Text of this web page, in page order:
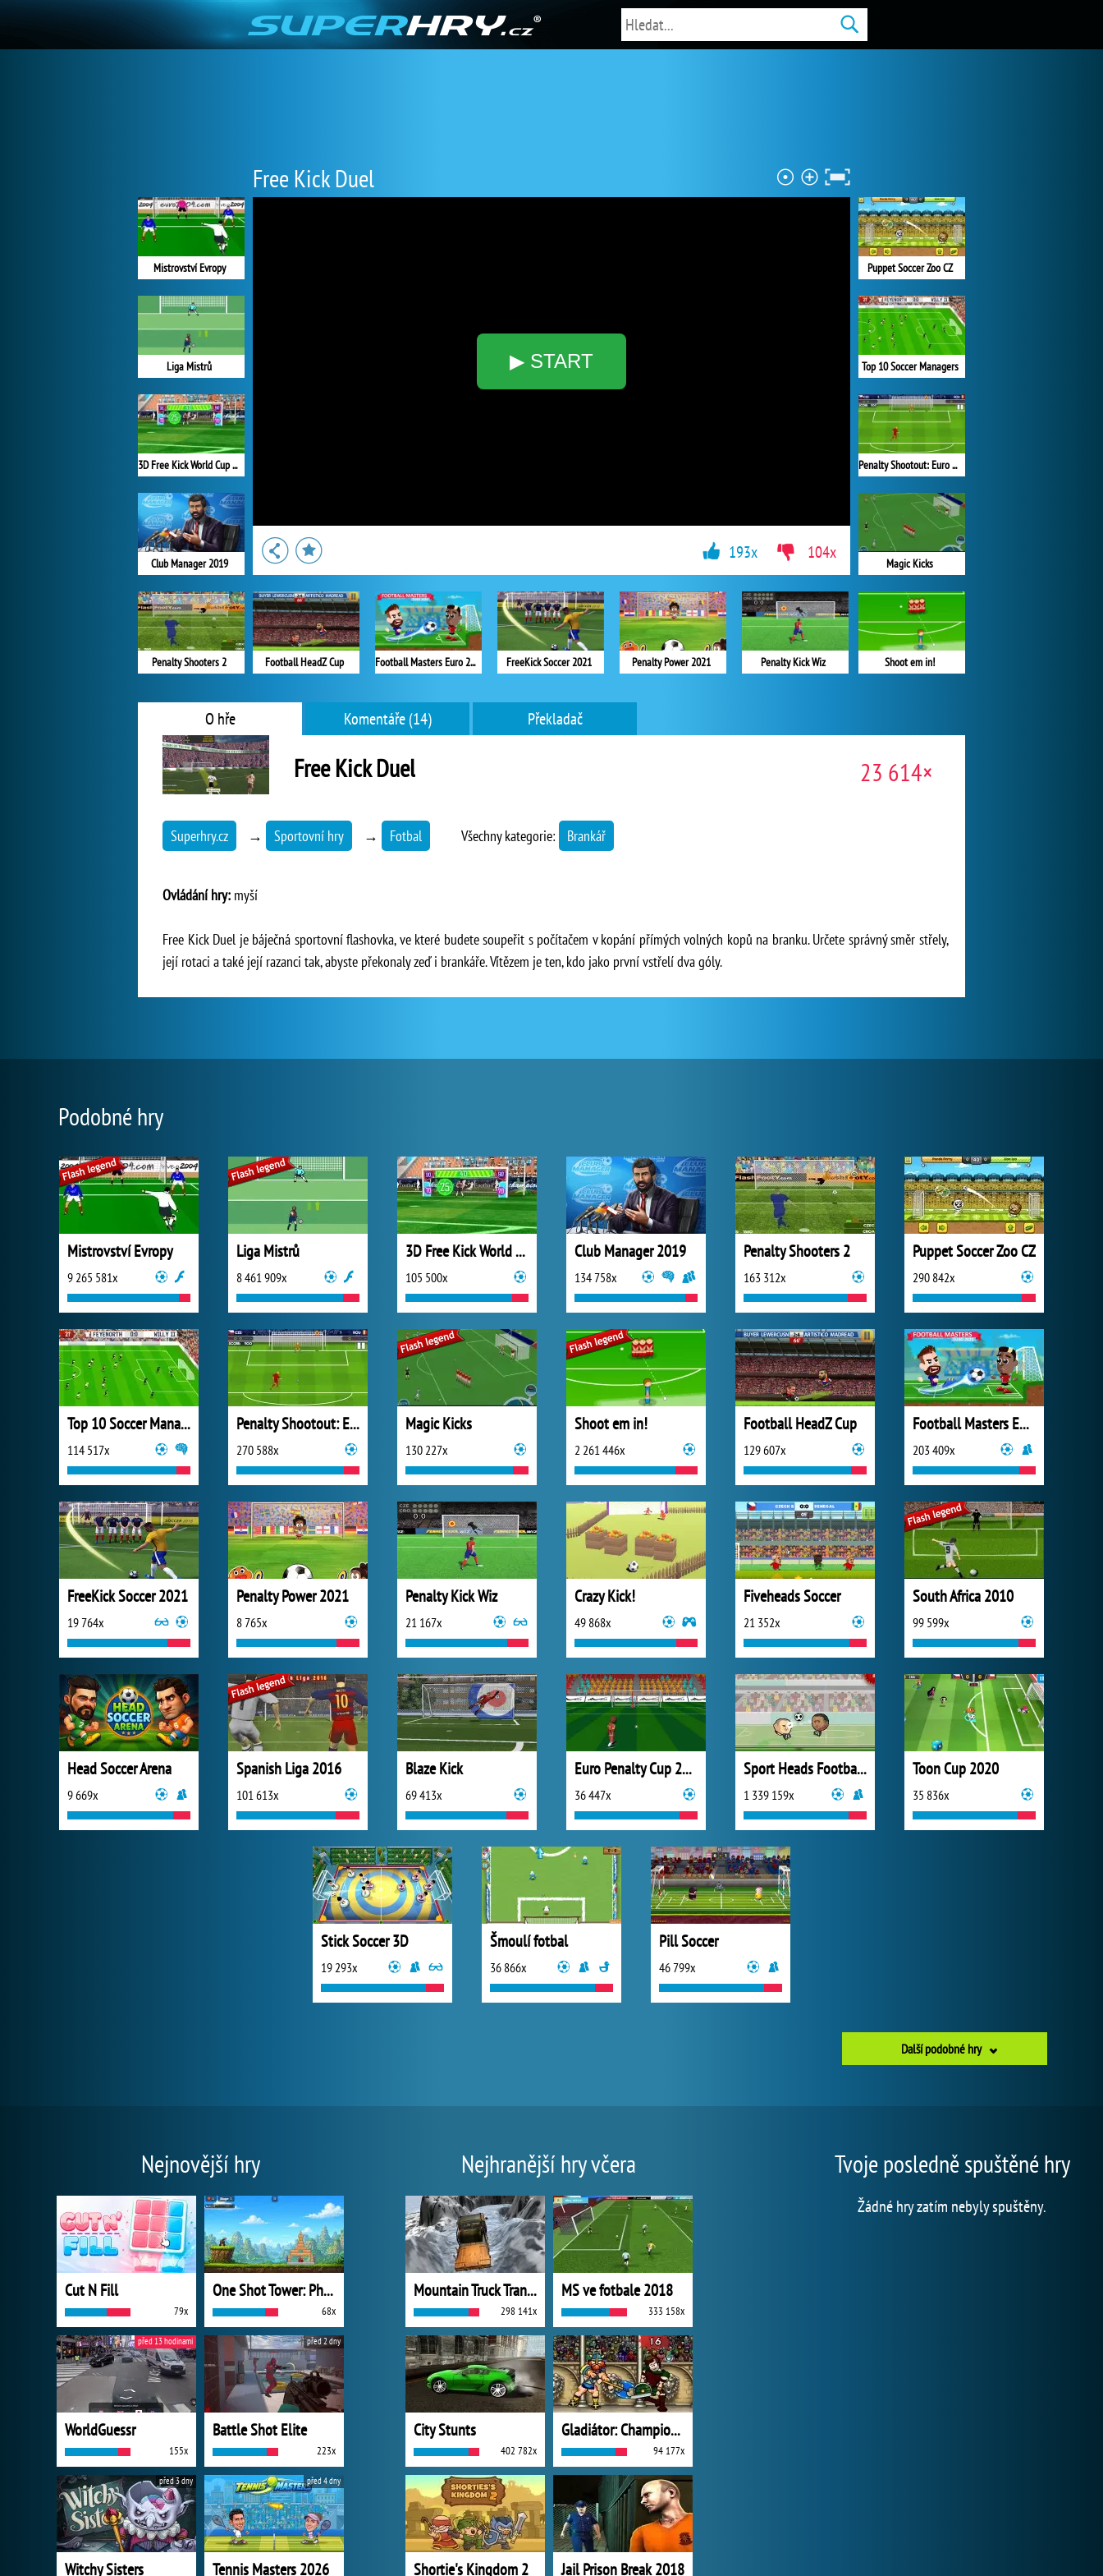
Free Kick Duel
▶ START
Mistrovství Evropy
Liga Mistrů
3D Free Kick World Cup 2018
Club Manager 2019
Penalty Shooters 2
Puppet Soccer Zoo CZ
Top 10 Soccer Managers
Penalty Shootout: Euro Cup 2016
Magic Kicks
Shoot em in!
Football HeadZ Cup Football Masters Euro 2020 FreeKick Soccer 2021‏ Penalty Power 2021 Penalty Kick Wiz
193x 104x
O hře Komentáře (14) Překladač
Free Kick Duel 23 614×
Superhry.cz → Sportovní hry → Fotbal Všechny kategorie: Brankář
Ovládání hry: myší
Free Kick Duel je báječná sportovní flashovka, ve které budete soupeřit s počítačem v kopání přímých volných kopů na branku. Určete správný směr střely,
její rotaci a také její razanci tak, abyste překonaly zeď i brankáře. Vítězem je ten, kdo jako první vstřelí dva góly.
Podobné hry
Mistrovství Evropy
9 265 581x
Liga Mistrů
8 461 909x
3D Free Kick World Cup 2018
105 500x
Club Manager 2019
134 758x
Penalty Shooters 2
163 312x
Puppet Soccer Zoo CZ
290 842x
Top 10 Soccer Managers
114 517x
Penalty Shootout: Euro Cup 2016
270 588x
Magic Kicks
130 227x
Shoot em in!
2 261 446x
Football HeadZ Cup
129 607x
Football Masters Euro 2020
203 409x
19 764x
Penalty Power 2021
8 765x
Penalty Kick Wiz
21 167x
Crazy Kick!
49 868x
Fiveheads Soccer
21 352x
South Africa 2010
99 599x
Head Soccer Arena
9 669x
Spanish Liga 2016
101 613x
Blaze Kick
69 413x
Euro Penalty Cup 2021
36 447x
Sport Heads Football Championship
1 339 159x
Toon Cup 2020
35 836x
Stick Soccer 3D
19 293x
Šmoulí fotbal
36 866x
Pill Soccer
46 799x
Další podobné hry
Nejnovější hry
Cut N Fill
79x
One Shot Tower: Physics Destroyer
68x
WorldGuessr
155x
před 13 hodinami
Battle Shot Elite
223x
před 2 dny
Witchy Sisters
před 3 dny
Tennis Masters 2026
před 4 dny
Nejhranější hry včera
Mountain Truck Transport
298 141x
MS ve fotbale 2018
333 158x
City Stunts
402 782x
Gladiátor: Champions Sprint
94 177x
Shortie's Kingdom 2 Jail Prison Break 2018
Tvoje posledně spuštěné hry
Žádné hry zatím nebyly spuštěny.